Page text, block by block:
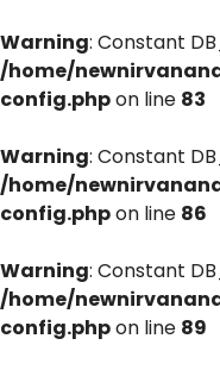
Warning: Constant
/home/
config.phpon line 83
Warning: Constant
/home/
config.phpon line 86
Warning: Constant
/home/
config.phpon line 89